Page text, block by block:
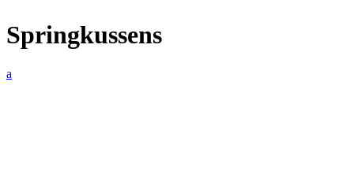
Springkussens
a